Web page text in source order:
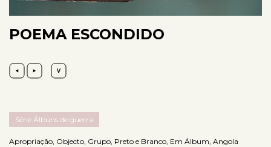
POEMA ESCONDIDO
Série Álbuns de guerra
Apropriação, Objecto, Grupo, Preto e Branco, Em Álbum, Angola